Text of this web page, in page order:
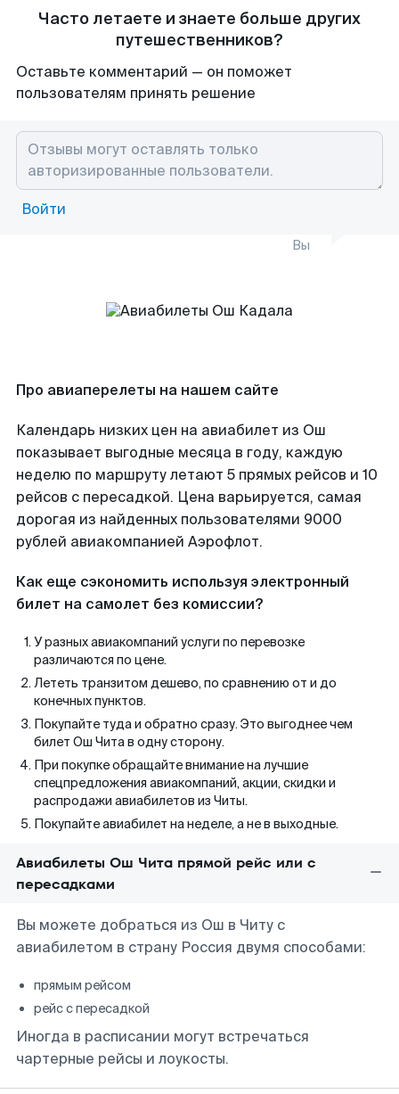
Часто летаете и знаете больше других
путешественников?
Оставьте комментарий — он поможет
пользователям принять решение
Войти
Вы
Про авиаперелеты на нашем сайте
Календарь низких цен на авиабилет из Ош
показывает выгодные месяца в году, каждую
неделю по маршруту летают 5 прямых рейсов и 10
рейсов с пересадкой. Цена варьируется, самая
дорогая из найденных пользователями 9000
рублей авиакомпанией Аэрофлот.
Как еще сэкономить используя электронный
билет на самолет без комиссии?
У разных авиакомпаний услуги по перевозке
различаются по цене.
Лететь транзитом дешево, по сравнению от и до
конечных пунктов.
Покупайте туда и обратно сразу. Это выгоднее чем
билет Ош Чита в одну сторону.
При покупке обращайте внимание на лучшие
спецпредложения авиакомпаний, акции, скидки и
распродажи авиабилетов из Читы.
Покупайте авиабилет на неделе, а не в выходные.
Авиабилеты Ош Чита прямой рейс или с
пересадками
Вы можете добраться из Ош в Читу с
авиабилетом в страну Россия двумя способами:
прямым рейсом
рейс с пересадкой
Иногда в расписании могут встречаться
чартерные рейсы и лоукосты.